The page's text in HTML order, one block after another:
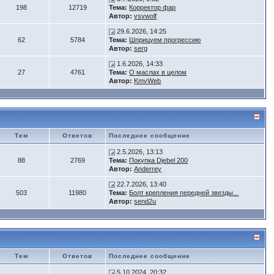
198 12719
Тема: Корректор фар
Автор: vsvwolf
62 5784
29.6.2026, 14:25
Тема: Шприцуем прогрессию
Автор: serg
27 4761
1.6.2026, 14:33
Тема: О маслах в целом
Автор: KmvWeb
Тем Ответов Последнее сообщение
88 2769
2.5.2026, 13:13
Тема: Покупка Djebel 200
Автор: Anderrey
503 11980
22.7.2026, 13:40
Тема: Болт крепления передней звезды...
Автор: send2u
Тем Ответов Последнее сообщение
5.10.2024, 20:32